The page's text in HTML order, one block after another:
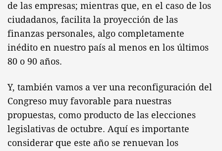
de las empresas; mientras que, en el caso de los
ciudadanos, facilita la proyección de las
finanzas personales, algo completamente
inédito en nuestro país al menos en los últimos
80 o 90 años.
Y, también vamos a ver una reconfiguración del
Congreso muy favorable para nuestras
propuestas, como producto de las elecciones
legislativas de octubre. Aquí es importante
considerar que este año se renuevan los